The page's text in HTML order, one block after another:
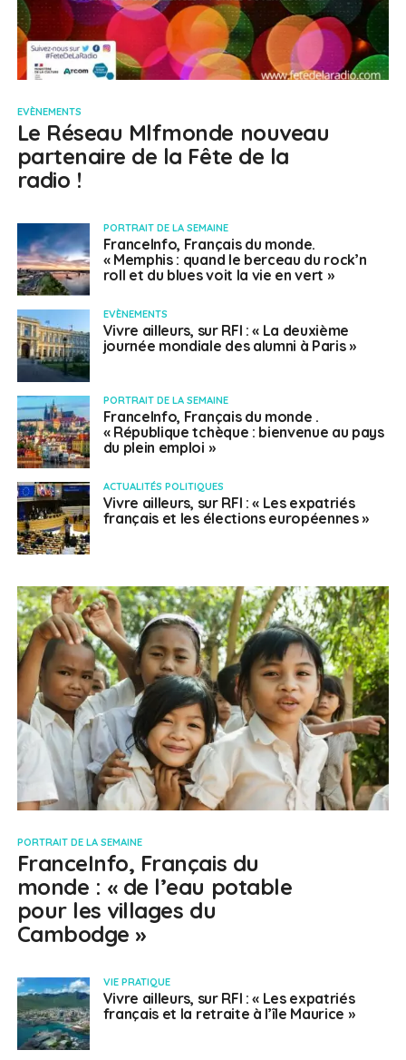
EVÈNEMENTS
Le Réseau Mlfmonde nouveau
partenaire de la Fête de la
radio !
PORTRAIT DE LA SEMAINE
FranceInfo, Français du monde.
« Memphis : quand le berceau du rock’n
roll et du blues voit la vie en vert »
EVÈNEMENTS
Vivre ailleurs, sur RFI : « La deuxième
journée mondiale des alumni à Paris »
PORTRAIT DE LA SEMAINE
FranceInfo, Français du monde .
« République tchèque : bienvenue au pays
du plein emploi »
ACTUALITÉS POLITIQUES
Vivre ailleurs, sur RFI : « Les expatriés
français et les élections européennes »
PORTRAIT DE LA SEMAINE
FranceInfo, Français du
monde : « de l’eau potable
pour les villages du
Cambodge »
VIE PRATIQUE
Vivre ailleurs, sur RFI : « Les expatriés
français et la retraite à l’île Maurice »